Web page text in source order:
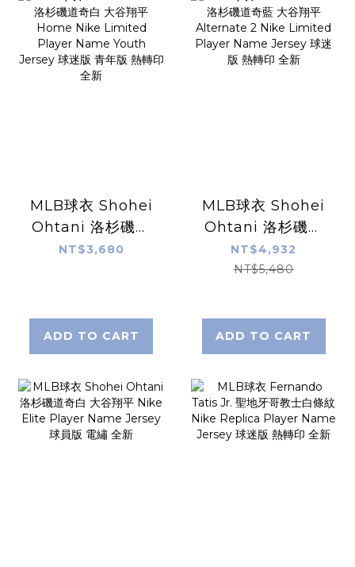
MLB球衣 Shohei
Ohtani 洛杉磯道
奇白 大谷翔平
Jersey 球迷版 青
年版 熱轉印 全新
NT$3,680
ADD TO CART
MLB球衣 Shohei
Ohtani 洛杉磯道
奇藍 大谷翔平
Alternate 2 Nike
迷版 熱轉印 全新
NT$4,932
NT$5,480
ADD TO CART